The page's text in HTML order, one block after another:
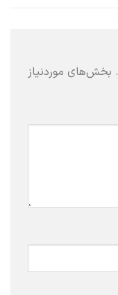
بخش‌های موردنیاز